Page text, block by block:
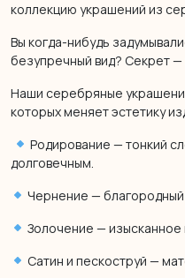
коллекцию украшений из
Вы когда-нибудь
безупречный вид? Секрет
Наши серебряные
которых меняет эстетику
Родирование — тонкий
долговечным.
Чернение —
Золочение — изысканное
Сатин и пескоструй —